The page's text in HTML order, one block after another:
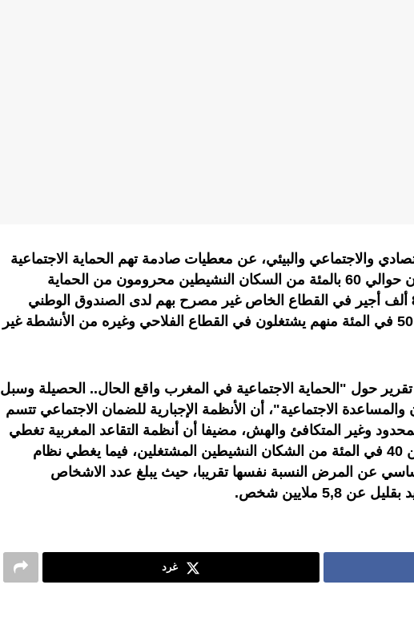
والاجتماعي والبيئي، عن معطيات صادمة تهم الحماية الاجتماعية
في المغرب، حيث أن حوالي 60 بالمئة من السكان النشيطين محرومون من الحماية
الاجتماعية، وأن 800 ألف أجير في القطاع الخاص غير مصرح بهم لدى الصندوق الوطني
للضمان الاجتماعي، 50 في المئة منهم يشتغلون في القطاع الفلاحي وغيره من الأنشطة غير
حول "الحماية الاجتماعية في المغرب واقع الحال.. الحصيلة وسبل
الاجتماعية"، أن الأنظمة الإجبارية للضمان الاجتماعي تتسم
وغير المتكافئ والهش، مضيفا أن أنظمة التقاعد المغربية تغطي
حاليا ما يزيد قليلا عن 40 في المئة من الشكان النشيطين المشتغلين، فيما يغطي نظام
عن المرض النسبة نفسها تقريبا، حيث يبلغ عدد الاشخاص
5,8 ملايين شخص.
غرد